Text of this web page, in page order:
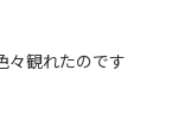
々観れたのです